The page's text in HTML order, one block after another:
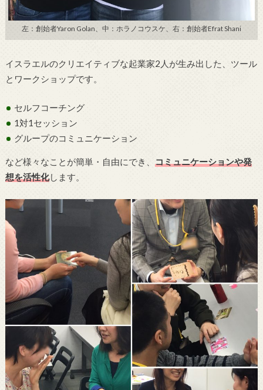
左：創始者Yaron Golan、中：ホラノコウスケ、右：創始者Efrat Shani
イスラエルのクリエイティブな起業家2人が生み出した、ツール
とワークショップです。
セルフコーチング
1対1セッション
グループのコミュニケーション
など様々なことが簡単・自由にでき、 コミュニケーションや発
想を活性化します。